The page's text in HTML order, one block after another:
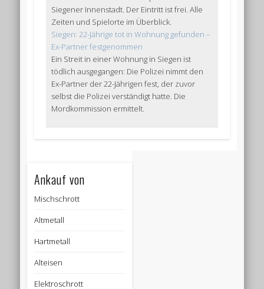
Siegener Innenstadt. Der Eintritt ist frei. Alle
Zeiten und Spielorte im Überblick.
Siegen: 22-Jährige tot in Wohnung gefunden –
Ex-Partner festgenommen
Ein Streit in einer Wohnung in Siegen ist
tödlich ausgegangen: Die Polizei nimmt den
Ex-Partner der 22-Jährigen fest, der zuvor
selbst die Polizei verständigt hatte. Die
Mordkommission ermittelt.
Ankauf von
Mischschrott
Altmetall
Hartmetall
Alteisen
Elektroschrott